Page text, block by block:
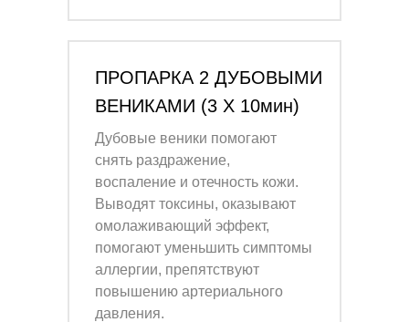
ПРОПАРКА 2 ДУБОВЫМИ
ВЕНИКАМИ (3 Х 10мин)
Дубовые веники помогают
снять раздражение,
воспаление и отечность кожи.
Выводят токсины, оказывают
омолаживающий эффект,
помогают уменьшить симптомы
аллергии, препятствуют
повышению артериального
давления.